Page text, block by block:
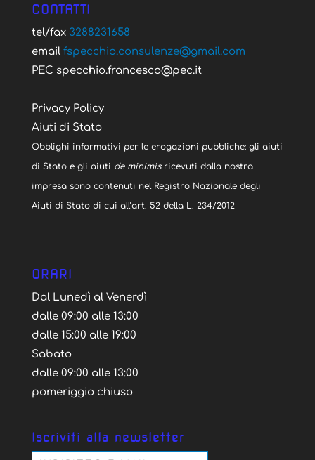
CONTATTI
tel/fax 3288231658
email fspecchio.consulenze@gmail.com
PEC specchio.francesco@pec.it
Privacy Policy
Aiuti di Stato
Obblighi informativi per le erogazioni pubbliche: gli aiuti
di Stato e gli aiuti de minimisricevuti dalla nostra
impresa sono contenuti nel Registro Nazionale degli
Aiuti di Stato di cui all’art. 52 della L. 234/2012
ORARI
Dal Lunedì al Venerdì
dalle 09:00 alle 13:00
dalle 15:00 alle 19:00
Sabato
dalle 09:00 alle 13:00
pomeriggio chiuso
Iscriviti alla newsletter